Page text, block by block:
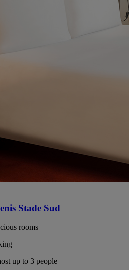
Stade Sud
rooms
up to 3 people